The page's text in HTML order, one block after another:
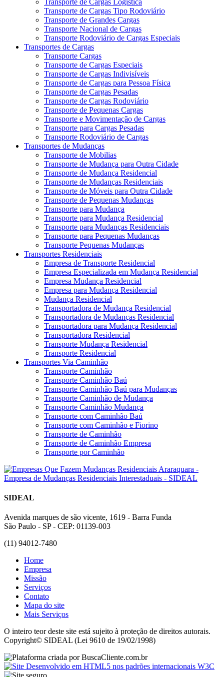
Transporte de Cargas Tipo Rodoviário
Transporte de Grandes Cargas
Transporte Nacional de Cargas
Transporte Rodoviário de Cargas Especiais
Transportes de Cargas
Transporte Cargas
Transporte de Cargas Especiais
Transporte de Cargas Indivisíveis
Transporte de Cargas para Pessoa Física
Transporte de Cargas Pesadas
Transporte de Cargas Rodoviário
Transporte de Pequenas Cargas
Transporte e Movimentação de Cargas
Transporte para Cargas Pesadas
Transporte Rodoviário de Cargas
Transportes de Mudanças
Transporte de Mobilias
Transporte de Mudança para Outra Cidade
Transporte de Mudança Residencial
Transporte de Mudanças Residenciais
Transporte de Móveis para Outra Cidade
Transporte de Pequenas Mudanças
Transporte para Mudança
Transporte para Mudança Residencial
Transporte para Mudanças Residenciais
Transporte para Pequenas Mudanças
Transporte Pequenas Mudanças
Transportes Residenciais
Empresa de Transporte Residencial
Empresa Especializada em Mudança Residencial
Empresa Mudança Residencial
Empresa para Mudança Residencial
Mudança Residencial
Transportadora de Mudança Residencial
Transportadora de Mudanças Residencial
Transportadora para Mudança Residencial
Transportadora Residencial
Transporte Mudança Residencial
Transporte Residencial
Transportes Via Caminhão
Transporte Caminhão
Transporte Caminhão Baú
Transporte Caminhão Baú para Mudanças
Transporte Caminhão de Mudança
Transporte Caminhão Mudança
Transporte com Caminhão Baú
Transporte com Caminhão e Fiorino
Transporte de Caminhão
Transporte de Caminhão Empresa
Transporte por Caminhão
SIDEAL
Avenida marques de são vicente, 1619 - Barra Funda
São Paulo - SP - CEP: 01139-003
(11) 94012-7480
Home
Empresa
Missão
Serviços
Contato
Mapa do site
Mais Serviços
O inteiro teor deste site está sujeito à proteção de direitos autorais.
Copyright© SIDEAL (Lei 9610 de 19/02/1998)